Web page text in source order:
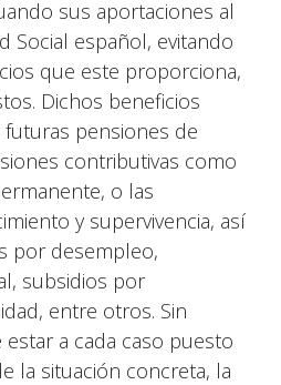
sus aportaciones al
Social español, evitando
que este proporciona,
Dichos beneficios
pensiones de
contributivas como
o las
y supervivencia, así
por desempleo,
subsidios por
entre otros. Sin
a cada caso puesto
la situación concreta, la